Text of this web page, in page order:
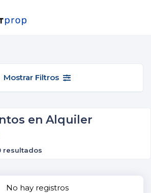
Mostrar Filtros
en Alquiler
resultados
No hay registros